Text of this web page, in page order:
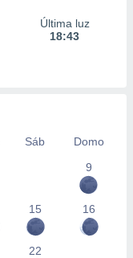
Última luz
18:43
Sáb
Domo
9
15 16
22